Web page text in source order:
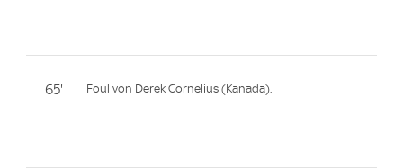
65' Foul von Derek Cornelius (Kanada).